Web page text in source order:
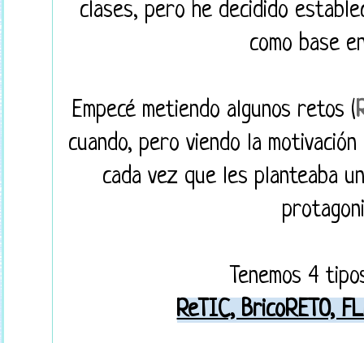
clases, pero he decidido
como base
Empecé metiendo algunos retos (
cuando, pero viendo la
cada vez que les planteaba
Tenemos 4
ReTIC, BricoRETO,